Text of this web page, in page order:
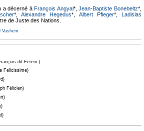
a décerné àFrançois Angyal*,Jean-Baptiste Bonebeltz*,
*, Alexandre Hegedus*, Albert Pfleger*, Ladislas
de Juste des Nations.
Vashem
dit Ferenc)
Felicissime)
Félicien)